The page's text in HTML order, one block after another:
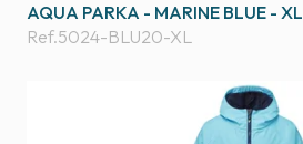
AQUA PARKA - MARINE BLUE - XL
Ref.5024-BLU20-XL